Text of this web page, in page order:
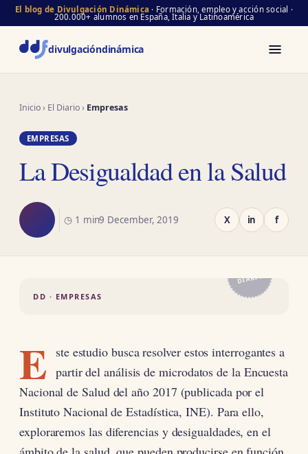
El blog de Divulgación Dinámica · Formación, empleo y acción social ·
200.000+ alumnos en España, Italia y Latinoamérica
divulgacióndinámica
Inicio› El Diario› Empresas
EMPRESAS
La Desigualdad en la Salud
◷ 1 min9 December, 2019 X in f
DD · EMPRESAS
DIARIO
E
ste estudio busca resolver estos interrogantes a
partir del análisis de microdatos de la Encuesta
Nacional de Salud del año 2017 (publicada por el
Instituto Nacional de Estadística, INE). Para ello,
exploraremos las diferencias y desigualdades, en el